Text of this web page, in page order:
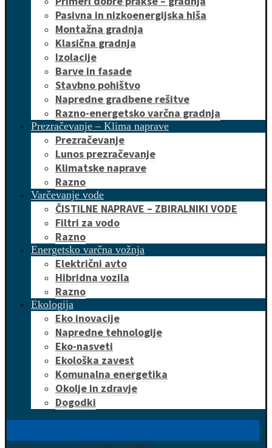
Pasivna in nizkoenergijska hiša
Montažna gradnja
Klasična gradnja
Izolacije
Barve in fasade
Stavbno pohištvo
Napredne gradbene rešitve
Razno-energetsko varčna gradnja
Prezračevanje – Klima naprave
Prezračevanje
Lunos prezračevanje
Klimatske naprave
Razno
Varčevanje vode
ČISTILNE NAPRAVE – ZBIRALNIKI VODE
Filtri za vodo
Razno
Energetsko varčna vožnja
Električni avto
Hibridna vozila
Razno
Ekologija
Eko inovacije
Napredne tehnologije
Eko-nasveti
Ekološka zavest
Komunalna energetika
Okolje in zdravje
Dogodki